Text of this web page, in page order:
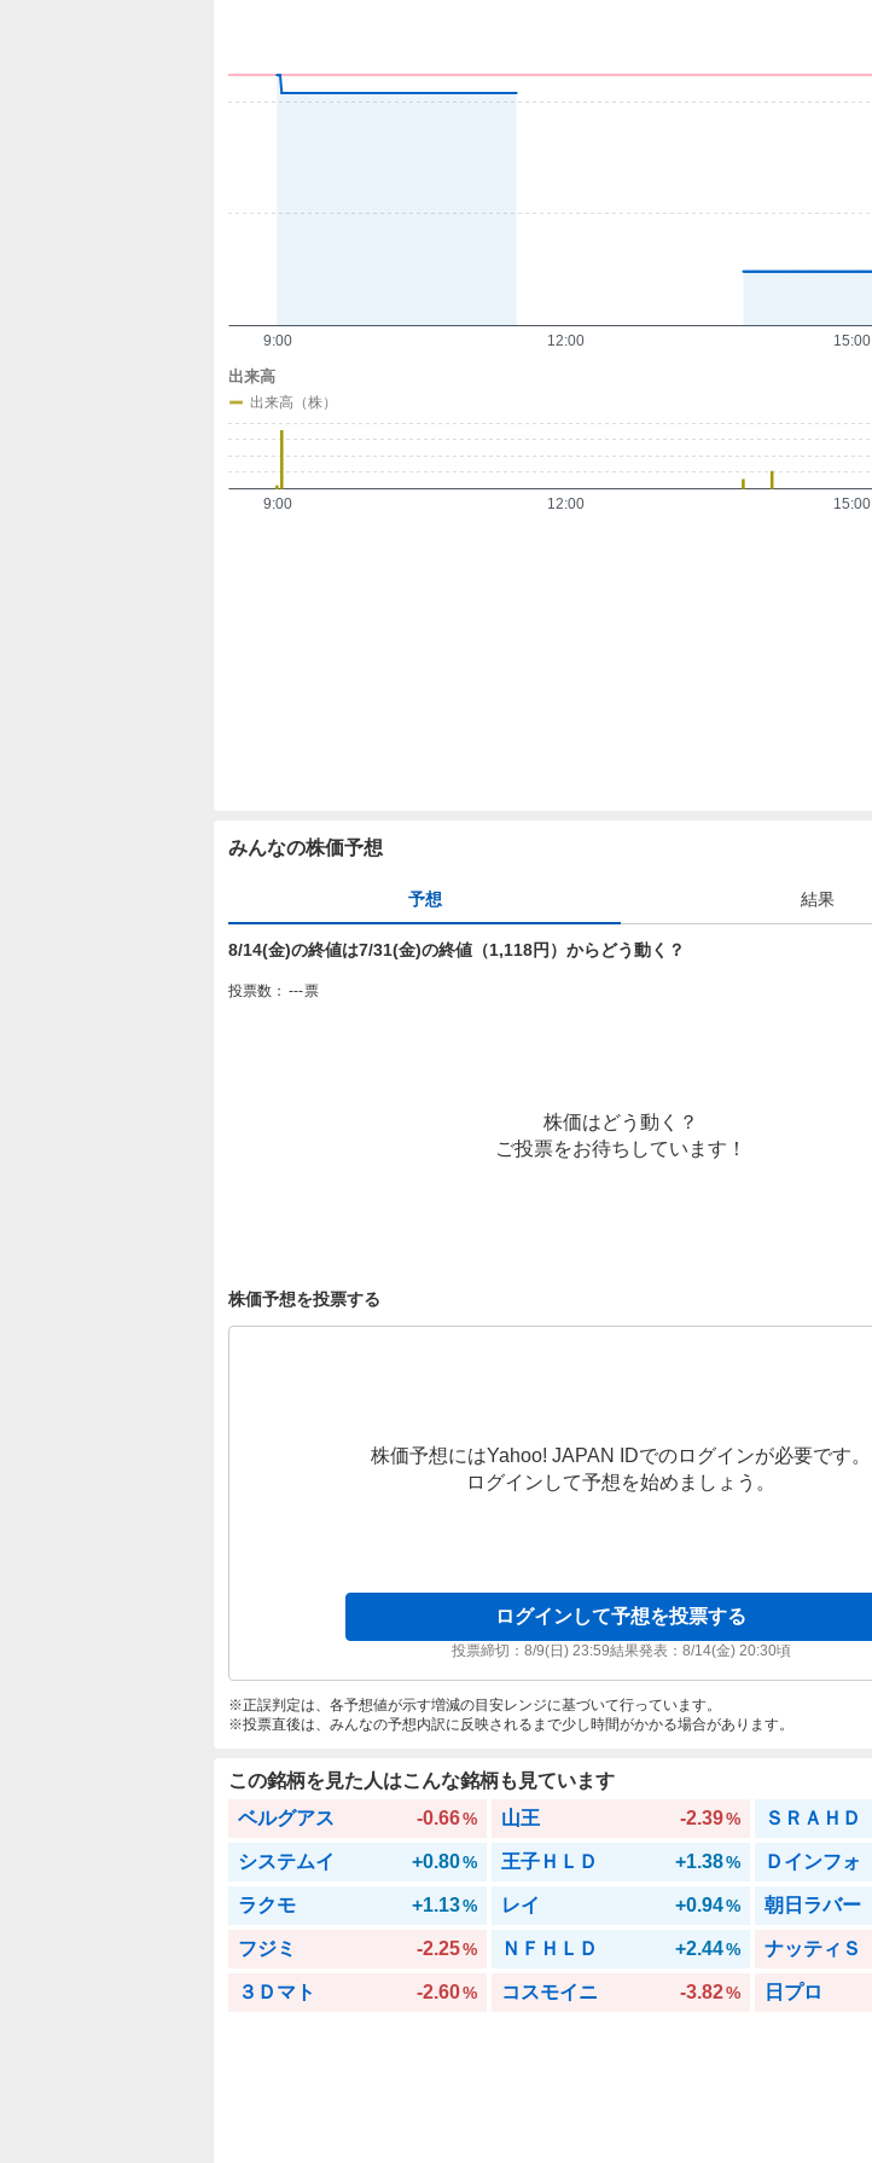
9:00 12:00 15:00
9:00 12:00 15:00
出来高
出来高（株）
みんなの株価予想
予想 結果
8/14(金)の終値は7/31(金)の終値（1,118円）からどう動く？
投票数： ---票
株価はどう動く？
ご投票をお待ちしています！
株価予想を投票する
株価予想にはYahoo! JAPAN IDでのログインが必要です。
ログインして予想を始めましょう。
ログインして予想を投票する
投票締切： 8/9(日) 23:59結果発表： 8/14(金) 20:30頃
正誤判定は、各予想値が示す増減の目安レンジに基づいて行っています。
投票直後は、みんなの予想内訳に反映されるまで少し時間がかかる場合があります。
この銘柄を見た人はこんな銘柄も見ています
ベルグアス
-0.66% 山王 -2.39% ＳＲＡＨＤ
システムイ +0.80% 王子ＨＬＤ +1.38% Ｄインフォ
ラクモ +1.13% レイ +0.94% 朝日ラバー
フジミ -2.25% ＮＦＨＬＤ +2.44% ナッティＳ
３Ｄマト -2.60% コスモイニ -3.82% 日プロ